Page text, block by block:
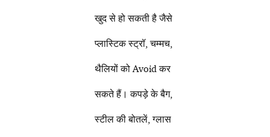
खुद से हो सकती है जैसे
प्लास्टिक स्ट्रॉ, चम्मच,
थैलियों को Avoid कर
सकते हैं। कपड़े के बैग,
स्टील की बोतलें, ग्लास